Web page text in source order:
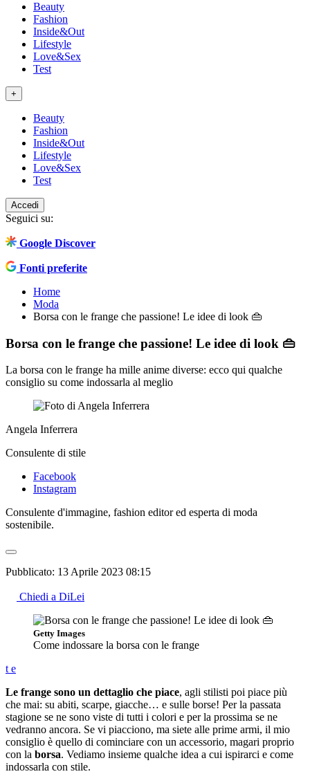
Beauty
Fashion
Inside&Out
Lifestyle
Love&Sex
Test
+
Beauty
Fashion
Inside&Out
Lifestyle
Love&Sex
Test
Accedi
Seguici su:
Google Discover
Fonti preferite
Home
Moda
Borsa con le frange che passione! Le idee di look 👜
Borsa con le frange che passione! Le idee di look 👜
La borsa con le frange ha mille anime diverse: ecco qui qualche
consiglio su come indossarla al meglio
Angela Inferrera
Consulente di stile
Facebook
Instagram
Consulente d'immagine, fashion editor ed esperta di moda
sostenibile.
Pubblicato: 13 Aprile 2023 08:15
Chiedi a DiLei
Getty Images
Come indossare la borsa con le frange
te
Le frange sono un dettaglio che piace, agli stilisti poi piace più
che mai: su abiti, scarpe, giacche… e sulle borse! Per la passata
stagione se ne sono viste di tutti i colori e per la prossima se ne
vedranno ancora. Se vi piacciono, ma siete alle prime armi, il mio
consiglio è quello di cominciare con un accessorio, magari proprio
con la borsa. Vediamo insieme qualche idea a cui ispirarci e come
indossarla con stile.